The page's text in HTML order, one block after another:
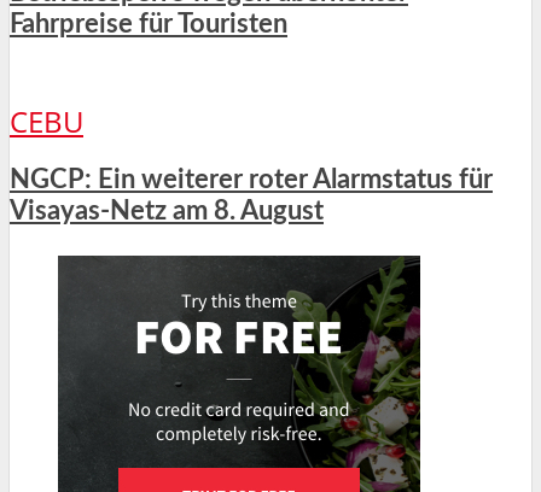
Fahrpreise für Touristen
CEBU
NGCP: Ein weiterer roter Alarmstatus für
Visayas-Netz am 8. August